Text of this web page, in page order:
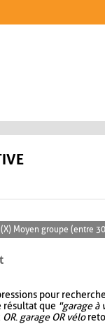
(X) Moyen groupe (entre
pour
résultat que "garage à
OR. garage OR vélo